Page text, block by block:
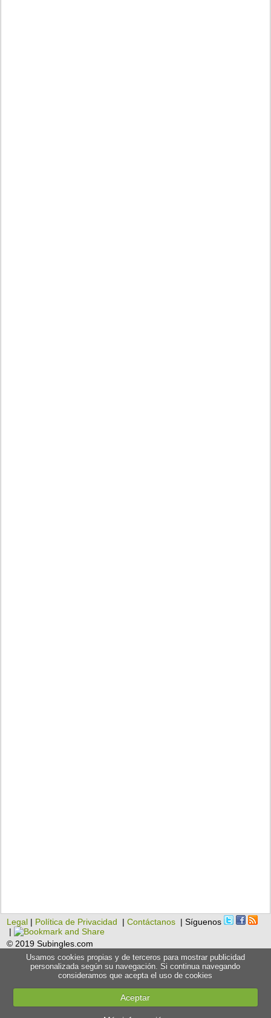
Legal | Política de Privacidad |Contáctanos | Síguenos
|
© 2019 Subingles.com
Usamos cookies propias y de terceros para mostrar publicidad
personalizada según su navegación. Si continua navegando
consideramos que acepta el uso de cookies
Aceptar